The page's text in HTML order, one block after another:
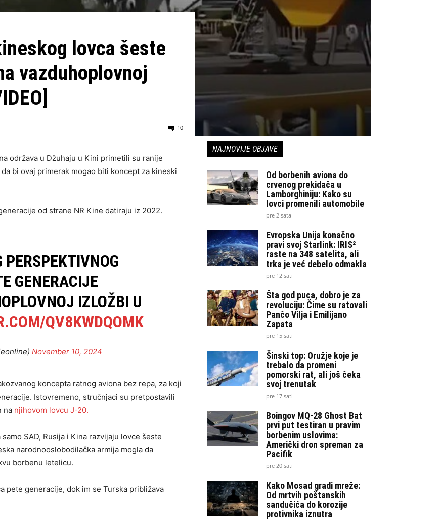
lovca šeste
vazduhoplovnoj
10
održava u Džuhaju u Kini primetili su ranije
bi ovaj primerak mogao biti koncept za kineski
od strane NR Kine datiraju iz 2022.
GENERACIJE
IZLOŽBI U
QV8KWDQOMK
November 10, 2024
koncepta ratnog aviona bez repa, za koji
Istovremeno, stručnjaci su pretpostavili
na njihovom lovcu J-20.
SAD, Rusija i Kina razvijaju lovce šeste
narodnooslobodilačka armija mogla da
borbenu letelicu.
pete generacije, dok im se Turska približava
NAJNOVIJE OBJAVE
Od borbenih aviona do
crvenog prekidača u
Lamborghiniju: Kako su
lovci promenili automobile
pre 2 sata
Evropska Unija konačno
pravi svoj Starlink: IRIS²
raste na 348 satelita, ali
trka je već debelo odmakla
pre 12 sati
Šta god puca, dobro je za
revoluciju: Čime su ratovali
Pančo Vilja i Emilijano
Zapata
pre 15 sati
Šinski top: Oružje koje je
trebalo da promeni
pomorski rat, ali još čeka
svoj trenutak
pre 17 sati
Boingov MQ-28 Ghost Bat
prvi put testiran u pravim
borbenim uslovima:
Američki dron spreman za
Pacifik
pre 20 sati
Kako Mosad gradi mreže:
Od mrtvih poštanskih
sandučića do korozije
protivnika iznutra